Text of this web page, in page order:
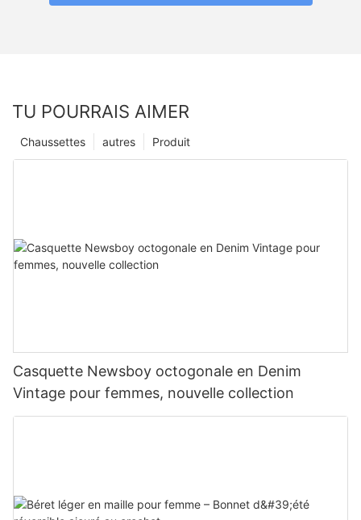
TU POURRAIS AIMER
Produit
autres
Chaussettes
Casquette Newsboy octogonale en Denim
Vintage pour femmes, nouvelle collection